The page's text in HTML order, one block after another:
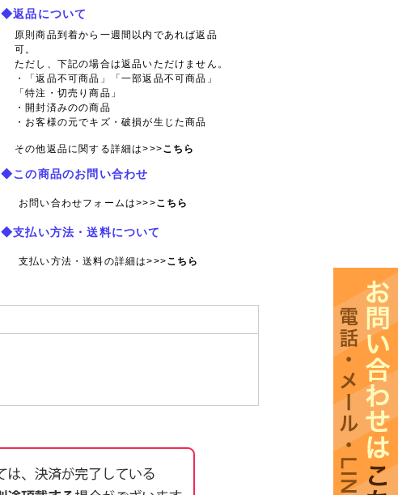
◆返品について
原則商品到着から一週間以内であれば返品
可。
ただし、下記の場合は返品いただけません。
・「返品不可商品」「一部返品不可商品」
「特注・切売り商品」
・開封済みのの商品
・お客様の元でキズ・破損が生じた商品
その他返品に関する詳細は>>>こちら
◆この商品のお問い合わせ
お問い合わせフォームは>>>こちら
◆支払い方法・送料について
支払い方法・送料の詳細は>>>こちら